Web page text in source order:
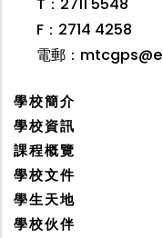
F：2714 4258
電郵：
學校簡介
學校資訊
課程概覽
學校文件
學生天地
學校伙伴